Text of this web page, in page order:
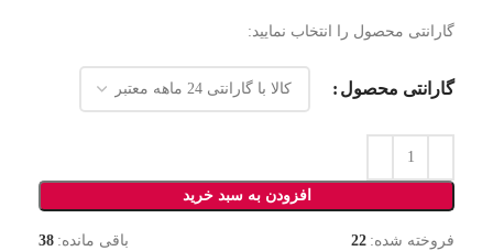
گارانتی محصول را انتخاب نمایید:
گارانتی محصول
افزودن به سبد خرید
فروخته شده: 22 باقی مانده: 38